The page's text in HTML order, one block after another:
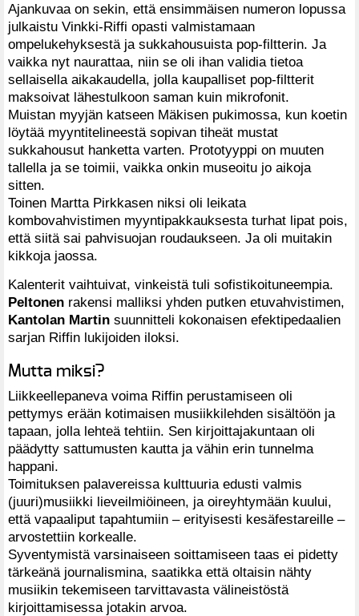
Ajankuvaa on sekin, että ensimmäisen numeron lopussa
julkaistu Vinkki-Riffi opasti valmistamaan
ompelukehyksestä ja sukkahousuista pop-filtterin. Ja
vaikka nyt naurattaa, niin se oli ihan validia tietoa
sellaisella aikakaudella, jolla kaupalliset pop-filtterit
maksoivat lähestulkoon saman kuin mikrofonit.
Muistan myyjän katseen Mäkisen pukimossa, kun koetin
löytää myyntitelineestä sopivan tiheät mustat
sukkahousut hanketta varten. Prototyyppi on muuten
tallella ja se toimii, vaikka onkin museoitu jo aikoja
sitten.
Toinen Martta Pirkkasen niksi oli leikata
kombovahvistimen myyntipakkauksesta turhat lipat pois,
että siitä sai pahvisuojan roudaukseen. Ja oli muitakin
kikkoja jaossa.
Kalenterit vaihtuivat, vinkeistä tuli sofistikoituneempia.
Peltonen rakensi malliksi yhden putken etuvahvistimen,
Kantolan Martin suunnitteli kokonaisen efektipedaalien
sarjan Riffin lukijoiden iloksi.
Mutta miksi?
Liikkeellepaneva voima Riffin perustamiseen oli
pettymys erään kotimaisen musiikkilehden sisältöön ja
tapaan, jolla lehteä tehtiin. Sen kirjoittajakuntaan oli
päädytty sattumusten kautta ja vähin erin tunnelma
happani.
Toimituksen palavereissa kulttuuria edusti valmis
(juuri)musiikki lieveilmiöineen, ja oireyhtymään kuului,
että vapaaliput tapahtumiin – erityisesti kesäfestareille –
arvostettiin korkealle.
Syventymistä varsinaiseen soittamiseen taas ei pidetty
tärkeänä journalismina, saatikka että oltaisin nähty
musiikin tekemiseen tarvittavasta välineistöstä
kirjoittamisessa jotakin arvoa.